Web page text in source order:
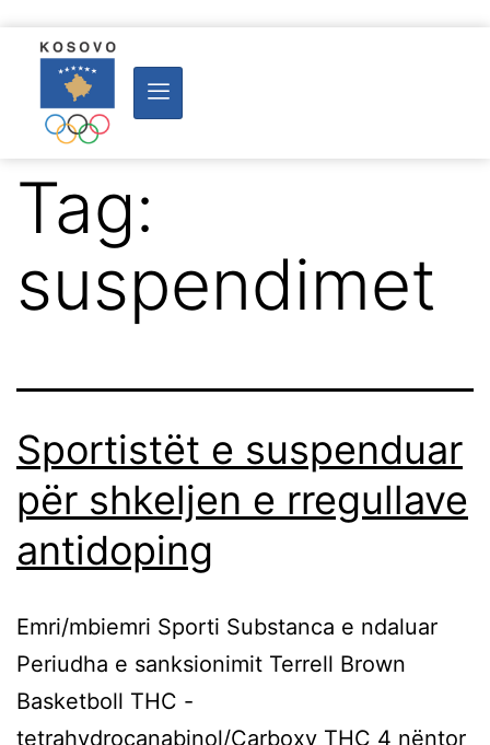
Tag:
suspendimet
Sportistët e suspenduar
për shkeljen e rregullave
antidoping
Emri/mbiemri Sporti Substanca e ndaluar
Periudha e sanksionimit Terrell Brown
Basketboll THC -
tetrahydrocanabinol/Carboxy THC 4 nëntor